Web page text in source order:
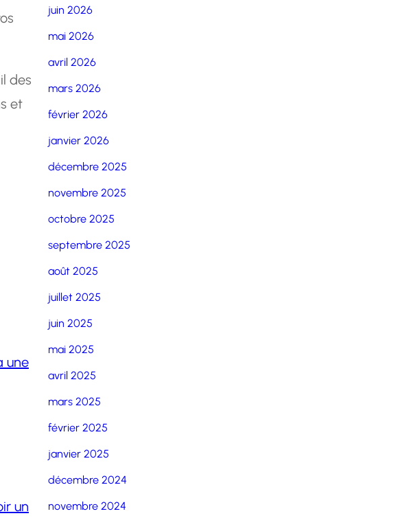
des
et
une
un
juin 2026
mai 2026
avril 2026
mars 2026
février 2026
janvier 2026
décembre 2025
novembre 2025
octobre 2025
septembre 2025
août 2025
juillet 2025
juin 2025
mai 2025
avril 2025
mars 2025
février 2025
janvier 2025
décembre 2024
novembre 2024